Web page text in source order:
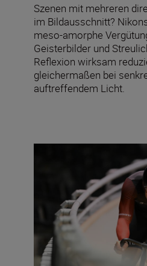
Szenen mit mehreren
im Bildausschnitt?
meso-amorphe
Geisterbilder und
Reflexion wirksam
gleichermaßen bei
auftreffendem Licht.